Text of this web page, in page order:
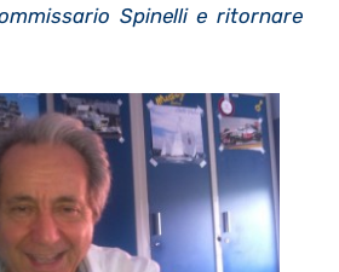
Spinelli e ritornare